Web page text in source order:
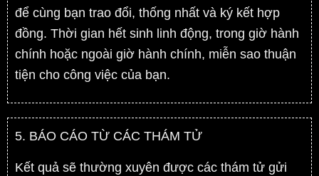
để cùng bạn trao đổi, thống nhất và ký kết hợp
đồng. Thời gian hết sinh linh động, trong giờ hành
chính hoặc ngoài giờ hành chính, miễn sao thuận
tiện cho công việc của bạn.
5. BÁO CÁO TỪ CÁC THÁM TỬ
Kết quả sẽ thường xuyên được các thám tử gửi